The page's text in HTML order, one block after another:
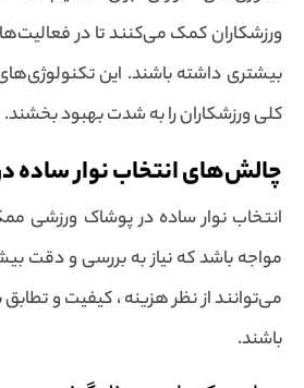
ورزشکاران کمک می‌کنند تا در
بیشتری داشته باشند. این
کلی ورزشکاران را به شدت بهبود بخشند.
چالش‌های انتخاب نوار ساده
انتخاب نوار ساده در پوشاک ورزشی
مواجه باشد که نیاز به بررسی و دقت
می‌توانند از نظر هزینه ، کیفیت و تطابق
باشند.